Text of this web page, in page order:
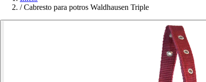
/ Cabresto para potros Waldhausen Triple